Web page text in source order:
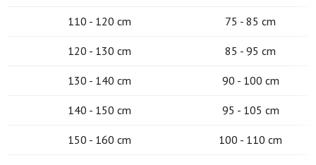
110 - 120 cm 75 - 85 cm
120 - 130 cm 85 - 95 cm
130 - 140 cm 90 - 100 cm
140 - 150 cm 95 - 105 cm
150 - 160 cm 100 - 110 cm